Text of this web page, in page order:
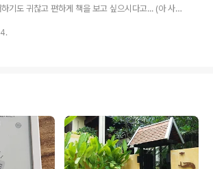
일부 책을 받을 수 있었습니다. 하..
기도 귀찮고 편하게 책을 보고 싶으시다고... (아 사실
넷 등에 있는 평가들을 좀 모아보겠습니다. 먼저 크
아니지만 꽤나 가벼운 편에 들어갑니다. 그럼 이제 단
. 찾다보니 눈물이 ㅠㅠ 가장 큰 문제는 액정 상..